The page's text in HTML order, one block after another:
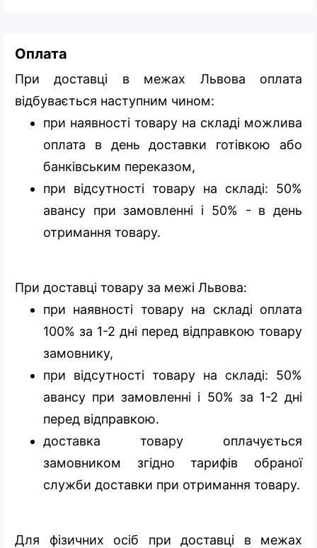
Оплата
При доставці в межах Львова оплата
відбувається наступним чином:
при наявності товару на складі можлива
оплата в день доставки готівкою або
банківським переказом,
при відсутності товару на складі: 50%
авансу при замовленні і 50% - в день
отримання товару.
При доставці товару за межі Львова:
при наявності товару на складі оплата
100% за 1-2 дні перед відправкою товару
замовнику,
при відсутності товару на складі: 50%
авансу при замовленні і 50% за 1-2 дні
перед відправкою.
доставка товару оплачується
замовником згідно тарифів обраної
служби доставки при отримання товару.
Для фізичних осіб при доставці в межах